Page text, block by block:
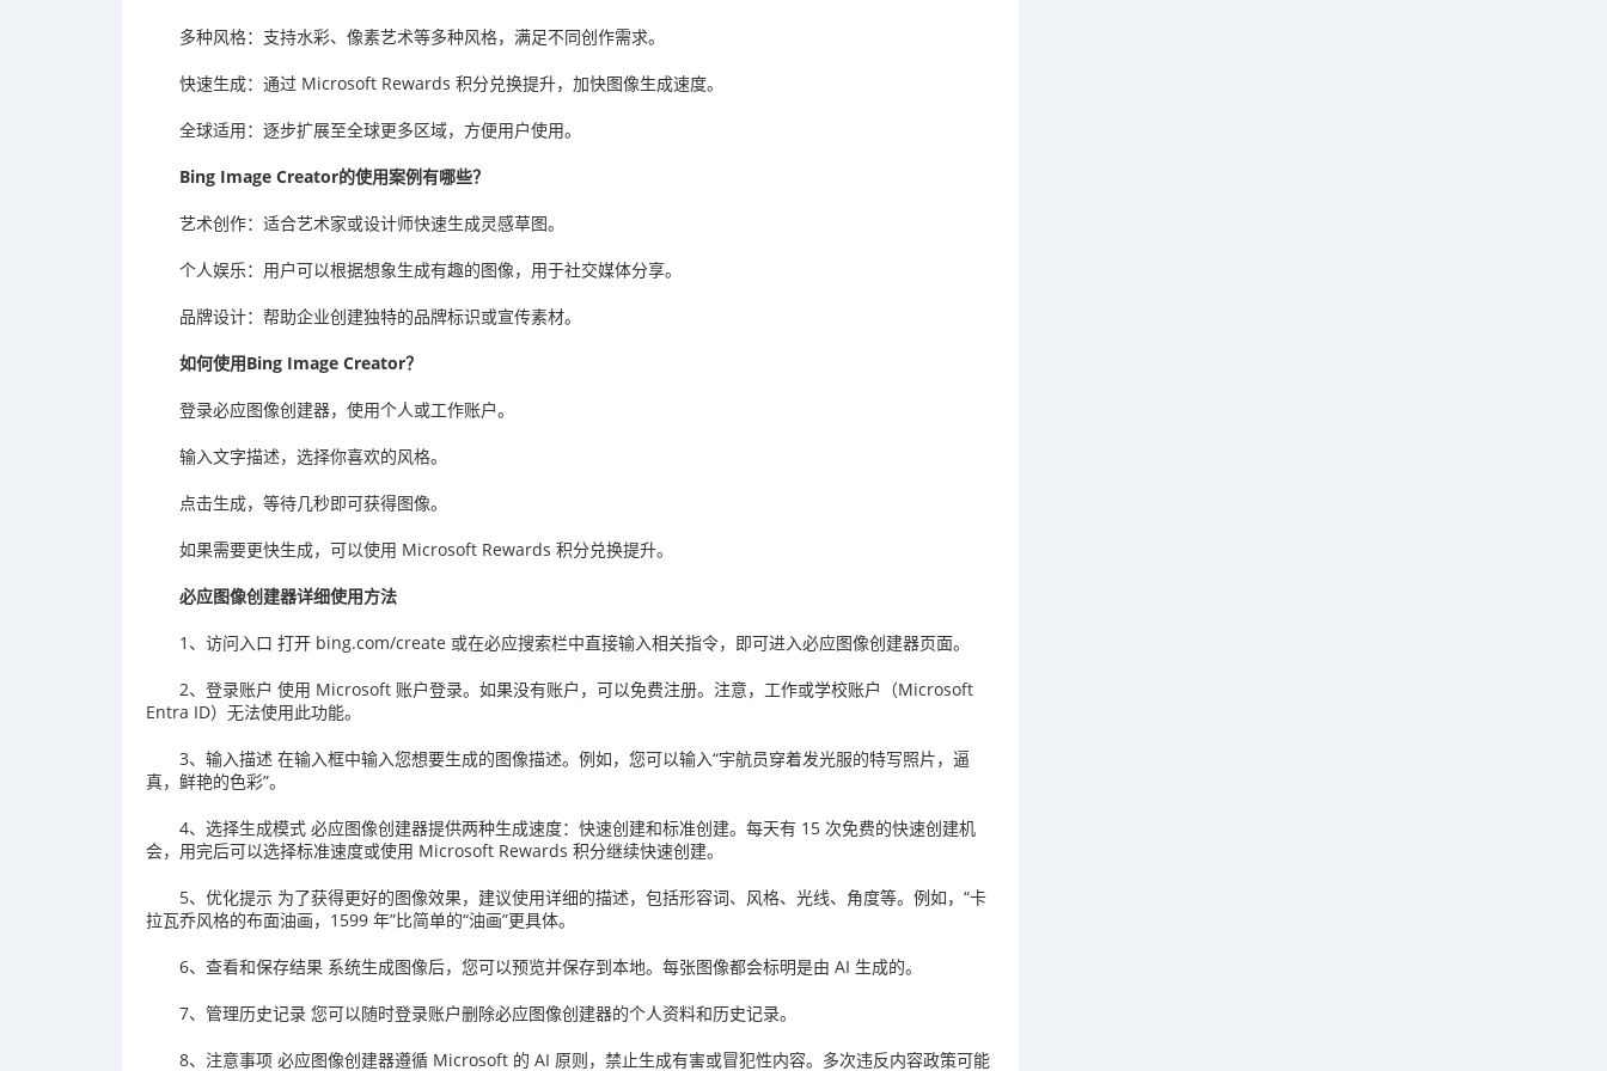
多种风格：支持水彩、像素艺术等多种风格，满足不同创作需求。
快速生成：通过 Microsoft Rewards 积分兑换提升，加快图像生成速度。
全球适用：逐步扩展至全球更多区域，方便用户使用。
Bing Image Creator的使用案例有哪些？
艺术创作：适合艺术家或设计师快速生成灵感草图。
个人娱乐：用户可以根据想象生成有趣的图像，用于社交媒体分享。
品牌设计：帮助企业创建独特的品牌标识或宣传素材。
如何使用Bing Image Creator？
登录必应图像创建器，使用个人或工作账户。
输入文字描述，选择你喜欢的风格。
点击生成，等待几秒即可获得图像。
如果需要更快生成，可以使用 Microsoft Rewards 积分兑换提升。
必应图像创建器详细使用方法
1、访问入口 打开 bing.com/create 或在必应搜索栏中直接输入相关指令，即可进入必应图像创建器页面。
2、登录账户 使用 Microsoft 账户登录。如果没有账户，可以免费注册。注意，工作或学校账户（Microsoft
Entra ID）无法使用此功能。
3、输入描述 在输入框中输入您想要生成的图像描述。例如，您可以输入“宇航员穿着发光服的特写照片，逼
真，鲜艳的色彩”。
4、选择生成模式 必应图像创建器提供两种生成速度：快速创建和标准创建。每天有 15 次免费的快速创建机
会，用完后可以选择标准速度或使用 Microsoft Rewards 积分继续快速创建。
5、优化提示 为了获得更好的图像效果，建议使用详细的描述，包括形容词、风格、光线、角度等。例如，“卡
拉瓦乔风格的布面油画，1599 年”比简单的“油画”更具体。
6、查看和保存结果 系统生成图像后，您可以预览并保存到本地。每张图像都会标明是由 AI 生成的。
7、管理历史记录 您可以随时登录账户删除必应图像创建器的个人资料和历史记录。
8、注意事项 必应图像创建器遵循 Microsoft 的 AI 原则，禁止生成有害或冒犯性内容。多次违反内容政策可能